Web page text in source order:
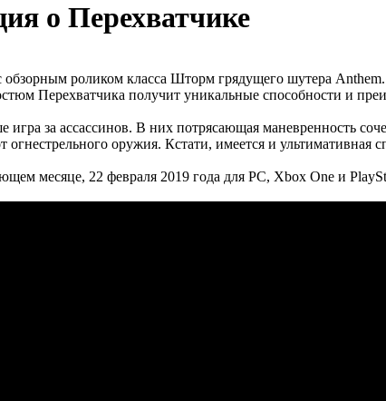
о Перехватчике
роликом класса Шторм грядущего шутера
Перехватчика получит уникальные способности и
игра за ассассинов. В них потрясающая маневренность
огнестрельного оружия. Кстати, имеется и
месяце, 22 февраля 2019 года для PC, Xbox One и